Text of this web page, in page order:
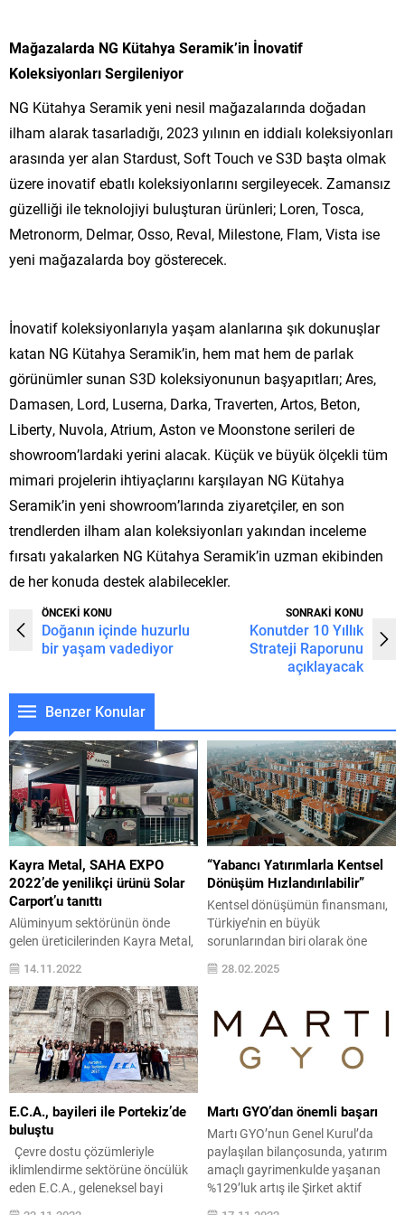
Mağazalarda NG Kütahya Seramik’in İnovatif
KoleksiyonlarıSergileniyor
NG Kütahya Seramik yeni nesil mağazalarında doğadan
ilham alarak tasarladığı, 2023 yılının en iddialı koleksiyonları
arasında yer alan Stardust, Soft Touch ve S3D başta olmak
üzere inovatif ebatlı koleksiyonlarını sergileyecek. Zamansız
güzelliği ile teknolojiyi buluşturan ürünleri; Loren, Tosca,
Metronorm, Delmar, Osso, Reval, Milestone, Flam, Vista ise
yeni mağazalarda boy gösterecek.
İnovatif koleksiyonlarıyla yaşam alanlarına şık dokunuşlar
katan NG Kütahya Seramik’in, hem mat hem de parlak
görünümler sunan S3D koleksiyonunun başyapıtları; Ares,
Damasen, Lord, Luserna, Darka, Traverten, Artos, Beton,
Liberty, Nuvola, Atrium, Aston ve Moonstone serileri de
showroom’lardaki yerini alacak. Küçük ve büyük ölçekli tüm
mimari projelerin ihtiyaçlarını karşılayan NG Kütahya
Seramik’in yeni showroom’larında ziyaretçiler, en son
trendlerden ilham alan koleksiyonları yakından inceleme
fırsatı yakalarken NG Kütahya Seramik’in uzman ekibinden
de her konuda destek alabilecekler.
ÖNCEKİ KONU
Doğanın içinde huzurlu
bir yaşam vadediyor
SONRAKİ KONU
Konutder 10 Yıllık
Strateji Raporunu
açıklayacak
Benzer Konular
Kayra Metal, SAHA EXPO
2022’de yenilikçi ürünü Solar
Carport’u tanıttı
Alüminyum sektörünün önde
gelen üreticilerinden Kayra Metal,
25-28 Ekim tarihleri arasında
gerçekleşen SAHA EXPO 2022
Savunma Havacılık ve Uzay
Sanayi Fuarı’nda Amanos
markası altında ürettiği yenilikçi
ürünü Solar Carport’u tanıttı. Bu
yıl üçüncüsü gerçekleşen ve
Türkiye’nin yerli üretim
potansiyelindeki artışın ve
bağımsız üretim gücünün
sergilendiği uluslararası fuarda
Kayra Metal’in standı...
14.11.2022
“Yabancı Yatırımlarla Kentsel
Dönüşüm Hızlandırılabilir”
Kentsel dönüşümün finansmanı,
Türkiye’nin en büyük
sorunlarından biri olarak öne
çıkıyor. Uluslararası Gayrimenkul
Uzmanı ve Yüksek Mimar Neda
satışının önündeki engellerin
kaldırılmasıyla bu sürecin
hızlandırılabileceğini belirtiyor.
Depreme dayanıklı şehirleşme,
modelleri ve tarihi dokunun
korunması gibi konuların bir
arada ele alınması gerektiğini
vurgulayan Yağlı, doğru
planlama...
28.02.2025
E.C.A., bayileri ile Portekiz’de
buluştu
Çevre dostu çözümleriyle
iklimlendirme sektörüne öncülük
eden E.C.A., geleneksel bayi
buluşmasını bu yıl Portekiz’de
Martı GYO’dan önemli başarı
Martı GYO’nun Genel Kurul’da
paylaşılan bilançosunda, yatırım
amaçlı gayrimenkulde yaşanan
%129’luk artış ile Şirket aktif
toplamının %91 büyüyerek